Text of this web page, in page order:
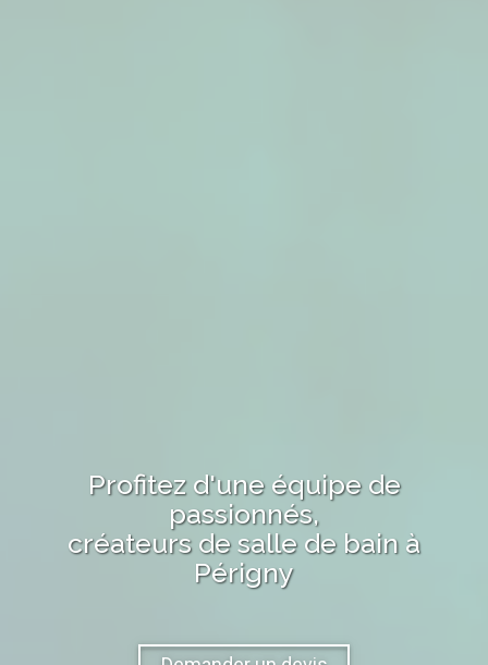
Profitez d'une équipe de
passionnés,
créateurs de salle de bain à
Périgny